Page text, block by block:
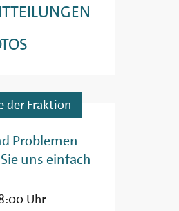
der Fraktion
Problemen
uns einfach
Uhr